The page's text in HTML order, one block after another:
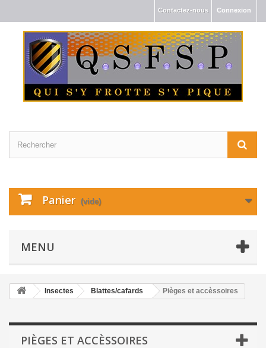
Connexion
Contactez-nous
Panier (vide)
MENU
Insectes Blattes/cafards Pièges et accèssoires
PIÈGES ET ACCÈSSOIRES